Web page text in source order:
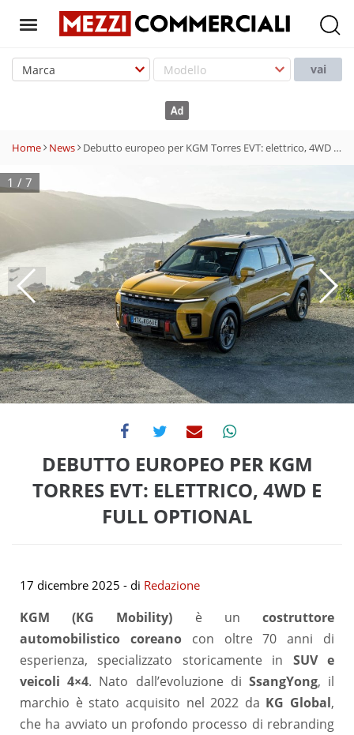
T
g
n
a
a
t
i
o
n
vai
Home News Debutto europeo per KGM Torres EVT: elettrico, 4WD e full optional
1 / 7
DEBUTTO EUROPEO PER KGM
TORRES EVT: ELETTRICO, 4WD E
FULL OPTIONAL
17 dicembre 2025 - di Redazione
KGM (KG Mobility) è uncostruttore
automobilistico coreanocon oltre 70 anni di
esperienza, specializzato storicamente in SUV e
veicoli 4×4. Nato dall’evoluzione di SsangYong, il
marchio è stato acquisito nel 2022 da KG Global,
che ha avviato un profondo processo di rebranding